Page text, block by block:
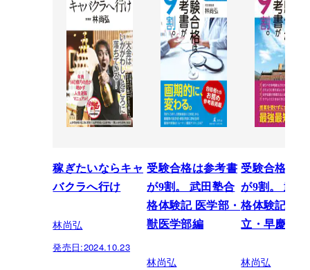
稼ぎたいならキャ
バクラへ行け
林尚弘
発売日:2024.10.23
受験合格は参考書
が9割。 武田塾合
格体験記 医学部・
獣医学部編
林尚弘
受験合格は
が9割。 武田
格体験記 上
立・早慶編
林尚弘